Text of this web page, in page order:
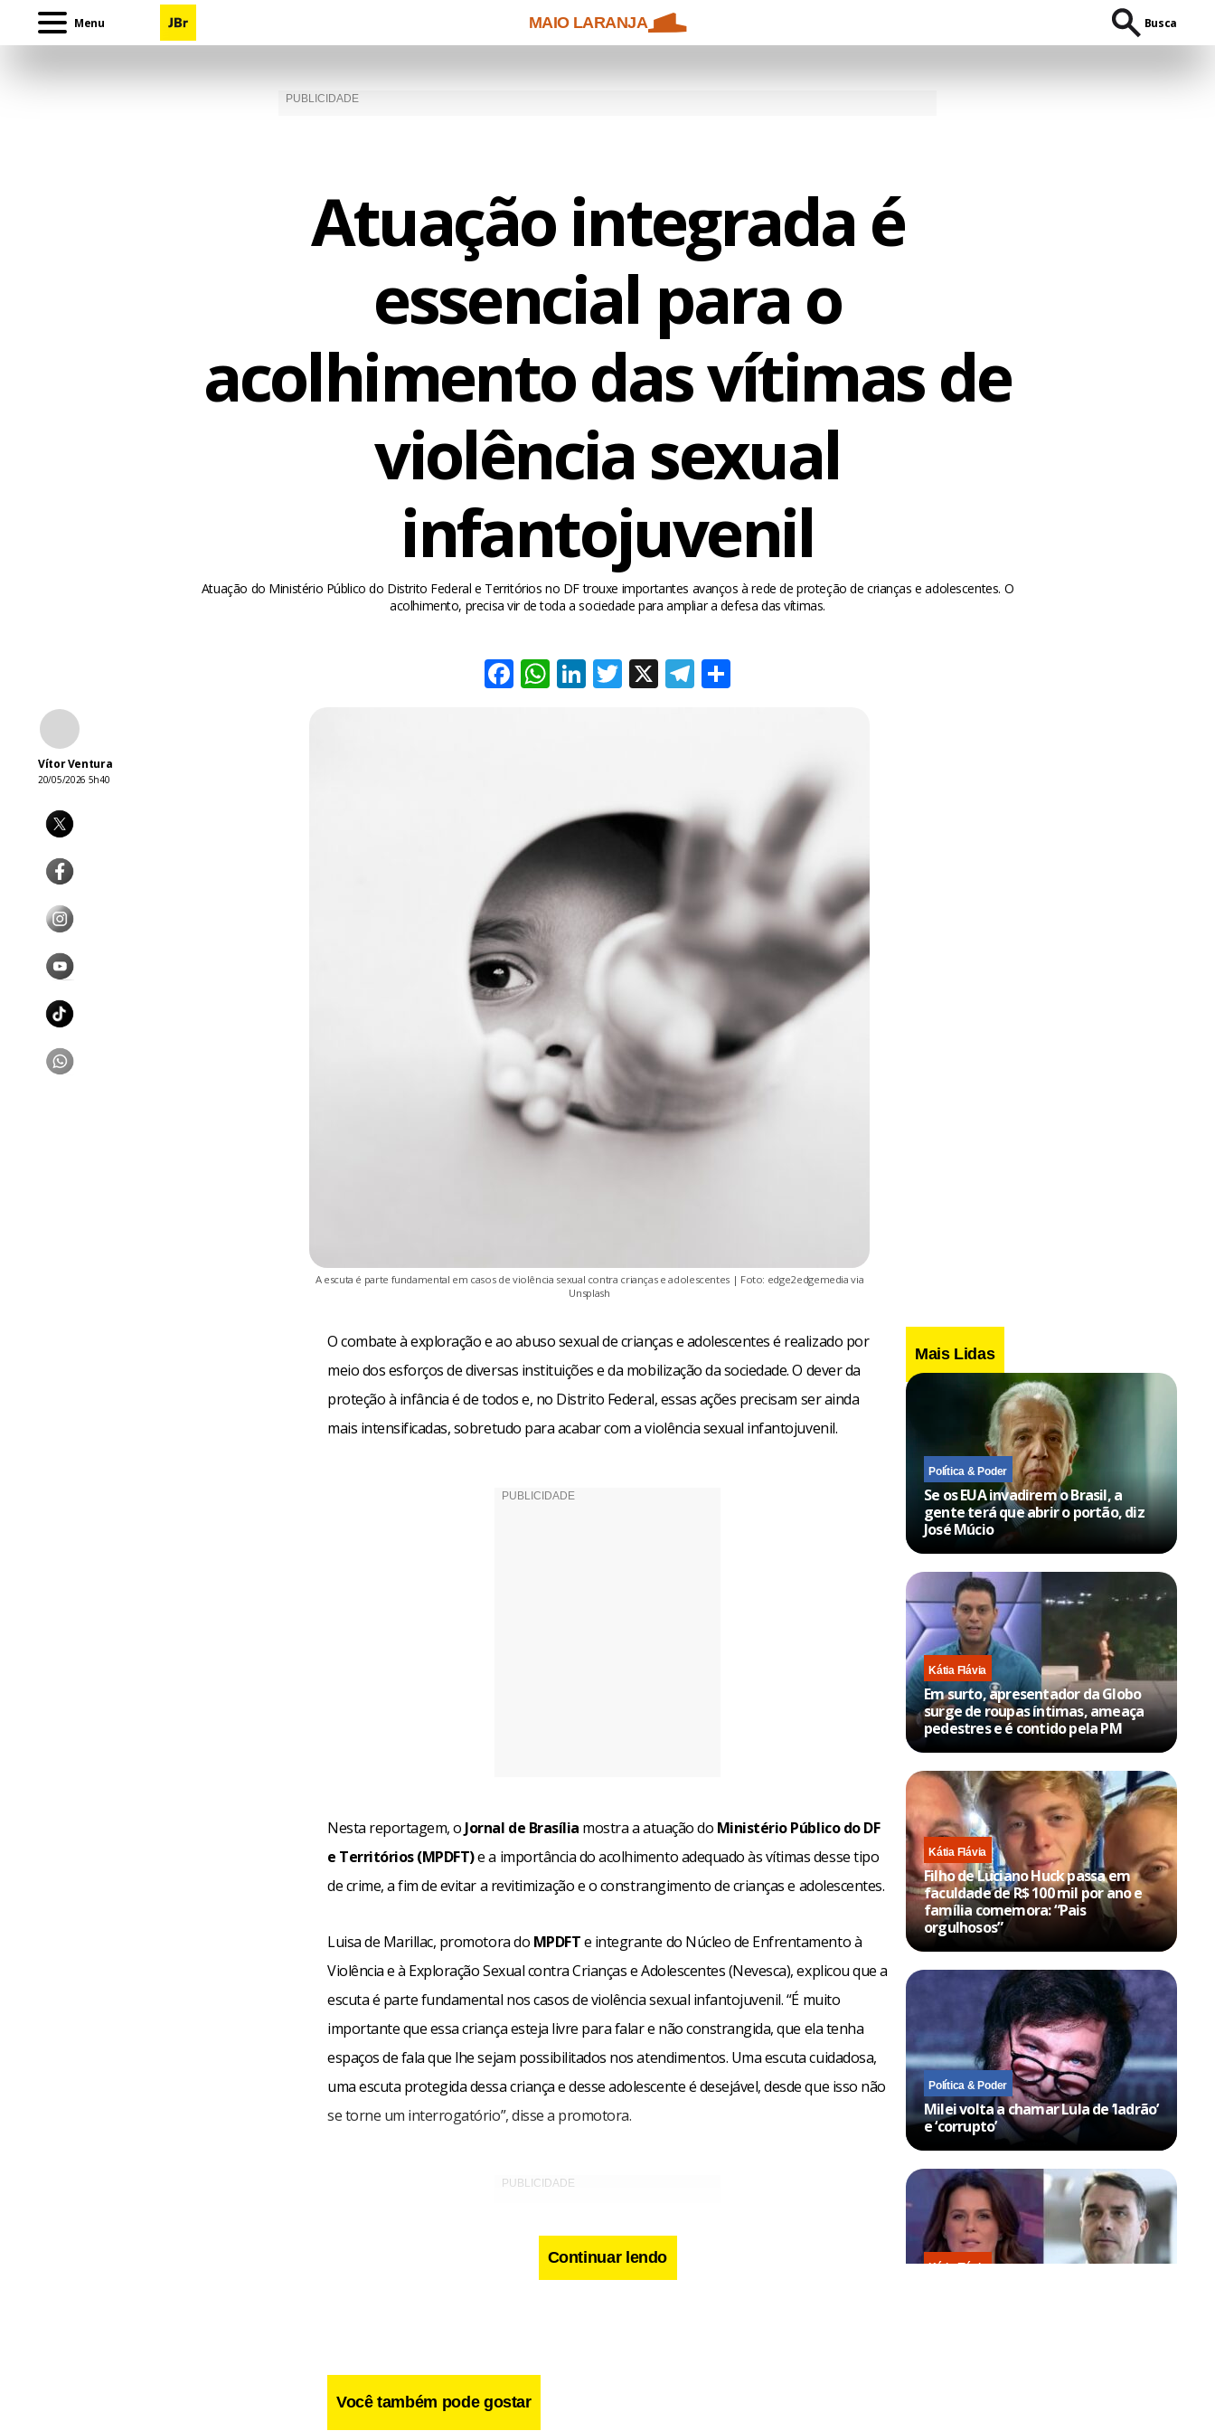
Menu MAIO LARANJA Busca
Atuação integrada é
essencial para o
acolhimento das vítimas de
violência sexual
infantojuvenil
Atuação do Ministério Público do Distrito Federal e Territórios no DF trouxe importantes avanços à rede de proteção de crianças e adolescentes. O
acolhimento, precisa vir de toda a sociedade para ampliar a defesa das vítimas.
Facebook
WhatsApp
LinkedIn
Twitter
X Telegram
Vítor Ventura
20/05/2026 5h40
A escuta é parte fundamental em casos de violência sexual contra crianças e adolescentes | Foto: edge2edgemedia via
Unsplash
O combate à exploração e ao abuso sexual de crianças e adolescentes é realizado por
meio dos esforços de diversas instituições e da mobilização da sociedade. O dever da
proteção à infância é de todos e, no Distrito Federal, essas ações precisam ser ainda
mais intensificadas, sobretudo para acabar com a violência sexual infantojuvenil.
Nesta reportagem, o Jornal de Brasília mostra a atuação do Ministério Público do DF
e Territórios (MPDFT)e a importância do acolhimento adequado às vítimas desse tipo
de crime, a fim de evitar a revitimização e o constrangimento de crianças e adolescentes.
Luisa de Marillac, promotora do MPDFTe integrante do Núcleo de Enfrentamento à
Violência e à Exploração Sexual contra Crianças e Adolescentes (Nevesca), explicou que a
escuta é parte fundamental nos casos de violência sexual infantojuvenil. “É muito
importante que essa criança esteja livre para falar e não constrangida, que ela tenha
espaços de fala que lhe sejam possibilitados nos atendimentos. Uma escuta cuidadosa,
uma escuta protegida dessa criança e desse adolescente é desejável, desde que isso não
se torne um interrogatório”, disse a promotora.
Continuar lendo
Você também pode gostar
Mais Lidas
Política & Poder
Se os EUA invadirem o Brasil, a
gente terá que abrir o portão, diz
José Múcio
Kátia Flávia
Em surto, apresentador da Globo
surge de roupas íntimas, ameaça
pedestres e é contido pela PM
Kátia Flávia
Filho de Luciano Huck passa em
faculdade de R$ 100 mil por ano e
família comemora: “Pais
orgulhosos”
Política & Poder
Milei volta a chamar Lula de ‘ladrão’
e ‘corrupto’
Kátia Flávia